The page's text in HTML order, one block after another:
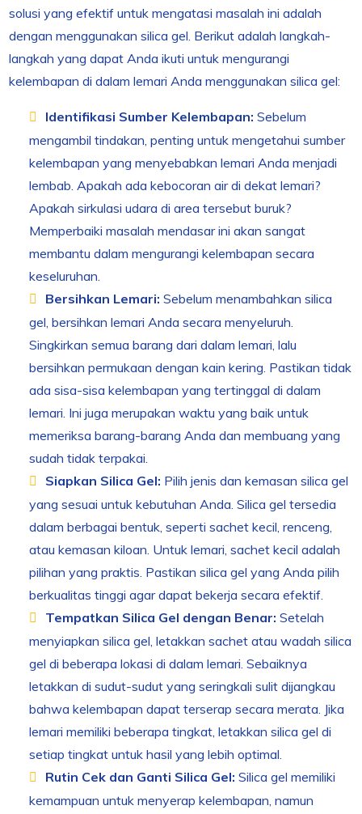
solusi yang efektif untuk mengatasi masalah ini adalah
dengan menggunakan silica gel. Berikut adalah langkah-
langkah yang dapat Anda ikuti untuk mengurangi
kelembapan di dalam lemari Anda menggunakan silica gel:
Identifikasi Sumber Kelembapan: Sebelum
mengambil tindakan, penting untuk mengetahui sumber
kelembapan yang menyebabkan lemari Anda menjadi
lembab. Apakah ada kebocoran air di dekat lemari?
Apakah sirkulasi udara di area tersebut buruk?
Memperbaiki masalah mendasar ini akan sangat
membantu dalam mengurangi kelembapan secara
keseluruhan.
Bersihkan Lemari: Sebelum menambahkan silica
gel, bersihkan lemari Anda secara menyeluruh.
Singkirkan semua barang dari dalam lemari, lalu
bersihkan permukaan dengan kain kering. Pastikan tidak
ada sisa-sisa kelembapan yang tertinggal di dalam
lemari. Ini juga merupakan waktu yang baik untuk
memeriksa barang-barang Anda dan membuang yang
sudah tidak terpakai.
Siapkan Silica Gel: Pilih jenis dan kemasan silica gel
yang sesuai untuk kebutuhan Anda. Silica gel tersedia
dalam berbagai bentuk, seperti sachet kecil, renceng,
atau kemasan kiloan. Untuk lemari, sachet kecil adalah
pilihan yang praktis. Pastikan silica gel yang Anda pilih
berkualitas tinggi agar dapat bekerja secara efektif.
Tempatkan Silica Gel dengan Benar: Setelah
menyiapkan silica gel, letakkan sachet atau wadah silica
gel di beberapa lokasi di dalam lemari. Sebaiknya
letakkan di sudut-sudut yang seringkali sulit dijangkau
bahwa kelembapan dapat terserap secara merata. Jika
lemari memiliki beberapa tingkat, letakkan silica gel di
setiap tingkat untuk hasil yang lebih optimal.
Rutin Cek dan Ganti Silica Gel: Silica gel memiliki
kemampuan untuk menyerap kelembapan, namun